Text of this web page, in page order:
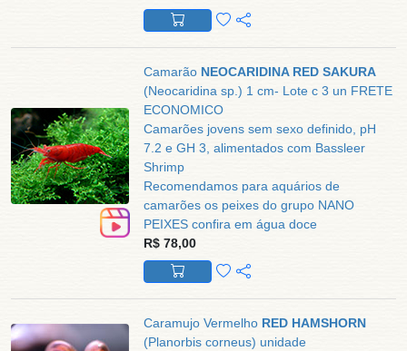
Camarão NEOCARIDINA RED SAKURA
(Neocaridina sp.) 1 cm- Lote c 3 un FRETE
ECONOMICO
Camarões jovens sem sexo definido, pH
7.2 e GH 3, alimentados com Bassleer
Shrimp
Recomendamos para aquários de
camarões os peixes do grupo NANO
PEIXES confira em água doce
R$ 78,00
Caramujo Vermelho RED HAMSHORN
(Planorbis corneus) unidade